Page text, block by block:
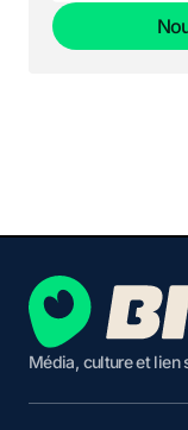
Média, culture et lien